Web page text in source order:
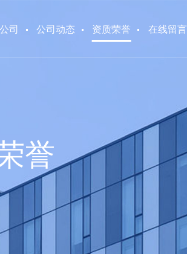
司 公司动态 资质荣誉 在线留言
誉